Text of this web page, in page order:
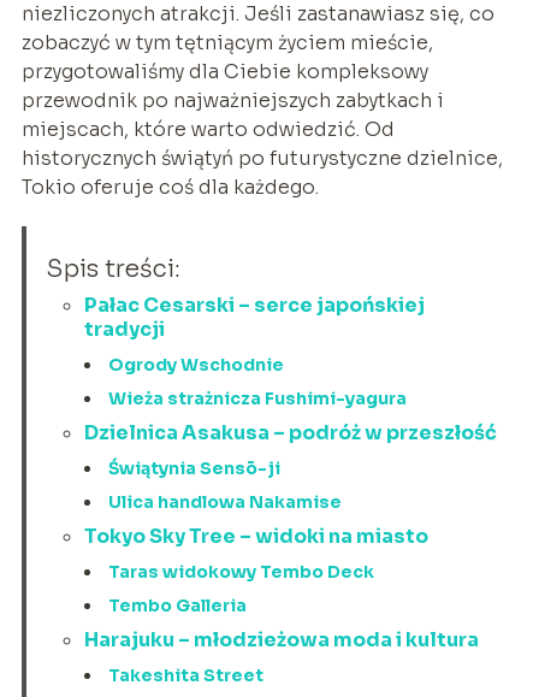
niezliczonych atrakcji. Jeśli zastanawiasz się, co
zobaczyć w tym tętniącym życiem mieście,
przygotowaliśmy dla Ciebie kompleksowy
przewodnik po najważniejszych zabytkach i
miejscach, które warto odwiedzić. Od
historycznych świątyń po futurystyczne dzielnice,
Tokio oferuje coś dla każdego.
Spis treści:
Pałac Cesarski – serce japońskiej
tradycji
Ogrody Wschodnie
Wieża strażnicza Fushimi-yagura
Dzielnica Asakusa – podróż w przeszłość
Świątynia Sensō-ji
Ulica handlowa Nakamise
Tokyo Sky Tree – widoki na miasto
Taras widokowy Tembo Deck
Tembo Galleria
Harajuku – młodzieżowa moda i kultura
Takeshita Street